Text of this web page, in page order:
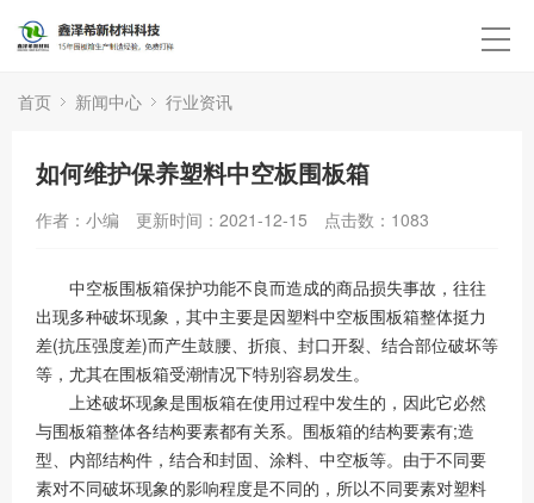
首页 新闻中心 行业资讯
如何维护保养塑料中空板围板箱
作者：小编 更新时间：2021-12-15 点击数： 1083
中空板围板箱保护功能不良而造成的商品损失事故，往往
出现多种破坏现象，其中主要是因塑料中空板围板箱整体挺力
差(抗压强度差)而产生鼓腰、折痕、封口开裂、结合部位破坏等
等，尤其在围板箱受潮情况下特别容易发生。
上述破坏现象是围板箱在使用过程中发生的，因此它必然
与围板箱整体各结构要素都有关系。围板箱的结构要素有;造
型、内部结构件，结合和封固、涂料、中空板等。由于不同要
素对不同破坏现象的影响程度是不同的，所以不同要素对塑料